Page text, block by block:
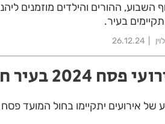
השבוע, ההורים והילדים מוזמנים
בעיר.
26.12.24
פסח 2024 בעיר חולון
של אירועים יתקיימו בחול המועד פסח